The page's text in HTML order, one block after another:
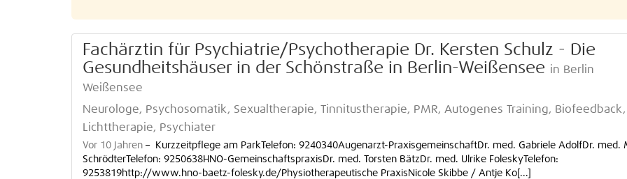
Fachärztin für Psychiatrie/Psychotherapie Dr. Kersten Schulz - Die
Gesundheitshäuser in der Schönstraße in Berlin-Weißensee in Berlin
Weißensee
Neurologe, Psychosomatik, Sexualtherapie, Tinnitustherapie, PMR, Autogenes Training, Biofeedback,
Lichttherapie, Psychiater
Vor 10 Jahren –
Kurzzeitpflege am ParkTelefon: 9240340Augenarzt-PraxisgemeinschaftDr. med. Gabriele AdolfDr. med.
SchrödterTelefon: 9250638HNO-GemeinschaftspraxisDr. med. Torsten BätzDr. med. Ulrike FoleskyTelefon:
9253819http://www.hno-baetz-folesky.de/Physiotherapeutische PraxisNicole Skibbe / Antje Ko[...]